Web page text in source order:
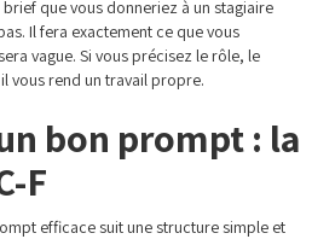
que vous donneriez à un stagiaire
Il fera exactement ce que vous
vague. Si vous précisez le rôle, le
vous rend un travail propre.
bon prompt : la
F
efficace suit une structure simple et